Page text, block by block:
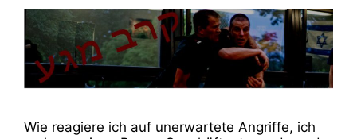
Wie reagiere ich auf unerwartete Angriffe, ich